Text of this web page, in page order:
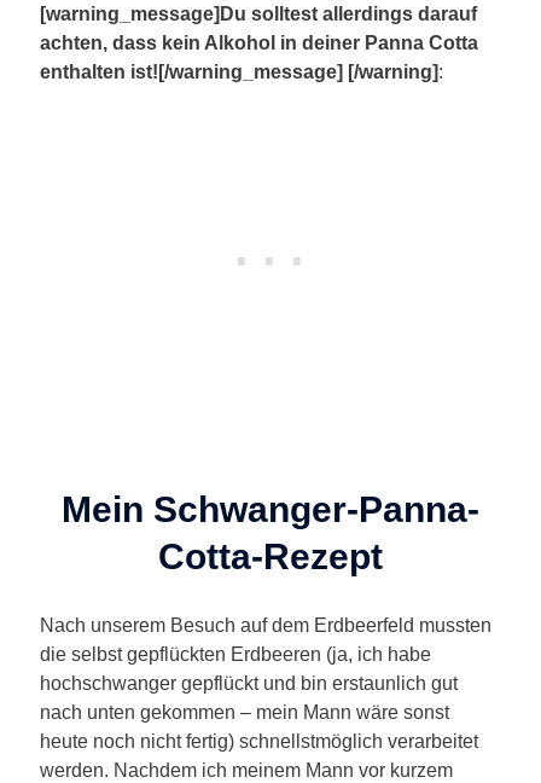
[warning_message]Du solltest allerdings darauf
achten, dass kein Alkohol in deiner Panna Cotta
enthalten ist![/warning_message] [/warning]:
Mein Schwanger-Panna-
Cotta-Rezept
Nach unserem Besuch auf dem Erdbeerfeld mussten
die selbst gepflückten Erdbeeren (ja, ich habe
hochschwanger gepflückt und bin erstaunlich gut
nach unten gekommen – mein Mann wäre sonst
heute noch nicht fertig) schnellstmöglich verarbeitet
werden. Nachdem ich meinem Mann vor kurzem